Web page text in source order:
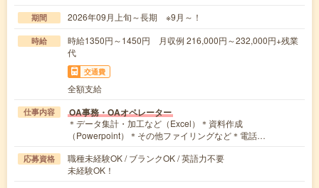
期間 2026年09月上旬～長期 ※9月～！
時給
時給1350円～1450円 月収例 216,000円～232,000円+残業
代
交通費
全額支給
仕事内容 OA事務・OAオペレーター
＊データ集計・加工など（Excel）＊資料作成
（Powerpoint）＊その他ファイリングなど＊電話…
応募資格
職種未経験OK / ブランクOK / 英語力不要
未経験OK！